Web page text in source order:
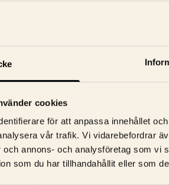
cookies
för att anpassa innehållet
vår trafik. Vi vidarebefordrar
och annons- och analysföretag som vi
som du har tillhandahållit eller som